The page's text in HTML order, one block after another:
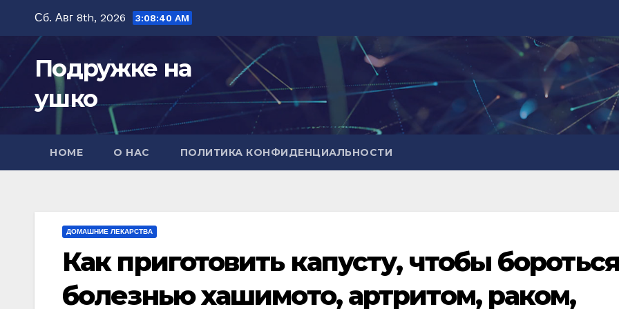
содержимому
Сб. Авг 8th, 2026 3:08:41 AM
Подружке на
ушко
HOME О НАС ПОЛИТИКА КОНФИДЕНЦИАЛЬНОСТИ
ДОМАШНИЕ ЛЕКАРСТВА
Как приготовить капусту, чтобы
болезнью хашимото, артритом, раком,